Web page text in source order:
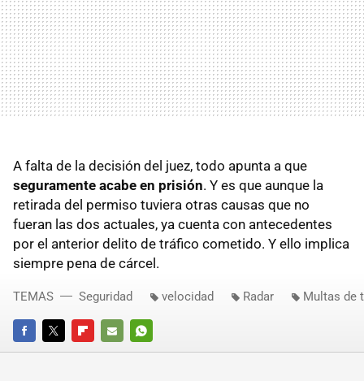
A falta de la decisión del juez, todo apunta a que
seguramente acabe en prisión. Y es que aunque la
retirada del permiso tuviera otras causas que no
fueran las dos actuales, ya cuenta con antecedentes
por el anterior delito de tráfico cometido. Y ello implica
siempre pena de cárcel.
FACEBOOKTWITTERFLIPBOARD
E-
WHATSAPP
TEMAS Seguridad velocidad Radar Multas de